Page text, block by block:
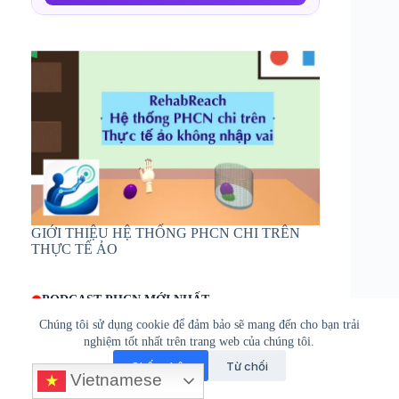
Chúng tôi sử dụng cookie để đảm bảo sẽ mang đến cho bạn trải
nghiệm tốt nhất trên trang web của chúng tôi.
Chấp nhận Từ chối
GIỚI THIỆU HỆ THỐNG PHCN CHI TRÊN
THỰC TẾ ẢO
PODCAST PHCN MỚI NHẤT
Vietnamese